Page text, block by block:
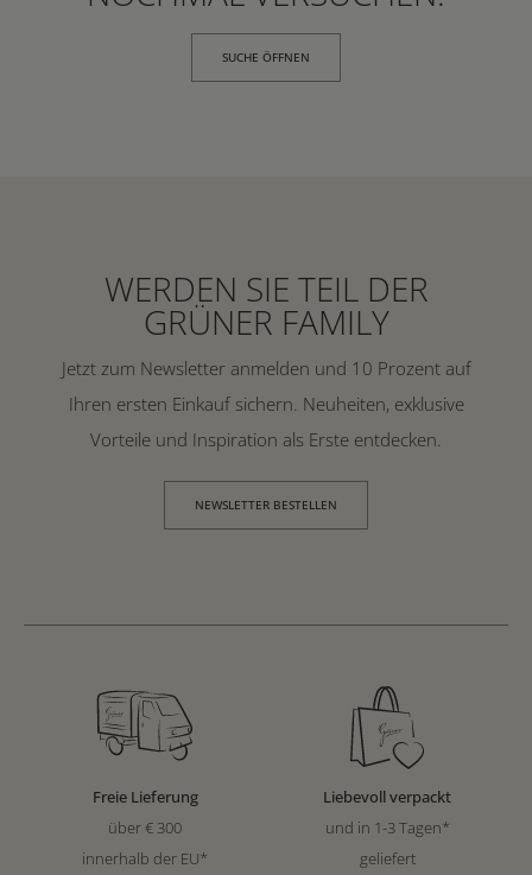
SUCHE ÖFFNEN
WERDEN SIE TEIL DER
GRÜNER FAMILY
Jetzt zum Newsletter anmelden und 10 Prozent auf
Ihren ersten Einkauf sichern. Neuheiten, exklusive
Vorteile und Inspiration als Erste entdecken.
NEWSLETTER BESTELLEN
Freie Lieferung
über € 300
innerhalb der EU*
Liebevoll verpackt
und in 1-3 Tagen*
geliefert